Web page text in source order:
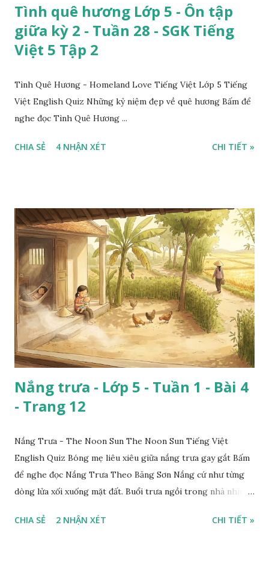
Tình quê hương Lớp 5 - Ôn tập
giữa kỳ 2 - Tuần 28 - SGK Tiếng
Việt 5 Tập 2
Tình Quê Hương - Homeland Love Tiếng Việt Lớp 5 Tiếng
Việt English Quiz Những kỷ niệm đẹp về quê hương Bấm để
nghe đọc Tình Quê Hương ...
CHIA SẺ 4 NHẬN XÉT CHI TIẾT »
Nắng trưa - Lớp 5 - Tuần 1 - Bài 4
- Trang 12
Nắng Trưa - The Noon Sun The Noon Sun Tiếng Việt
English Quiz Bóng mẹ liêu xiêu giữa nắng trưa gay gắt Bấm
để nghe đọc Nắng Trưa Theo Băng Sơn Nắng cứ như từng
dòng lửa xối xuống mặt đất. Buổi trưa ngồi trong nhà nhìn
CHIA SẺ 2 NHẬN XÉT CHI TIẾT »